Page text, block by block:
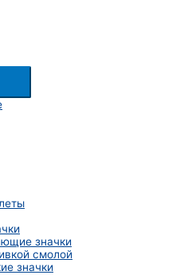
значки
смолой
значки